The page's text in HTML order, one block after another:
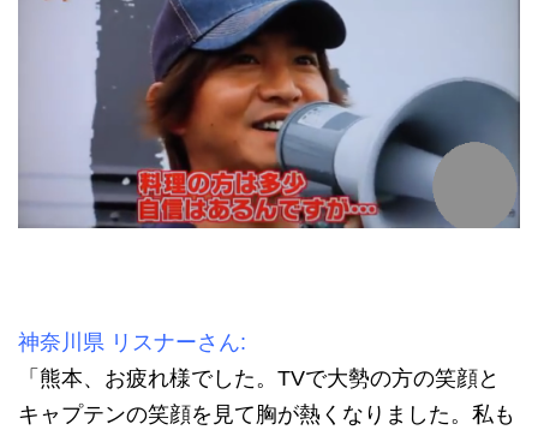
神奈川県 リスナーさん:
「熊本、お疲れ様でした。TVで大勢の方の笑顔と
キャプテンの笑顔を見て胸が熱くなりました。私も